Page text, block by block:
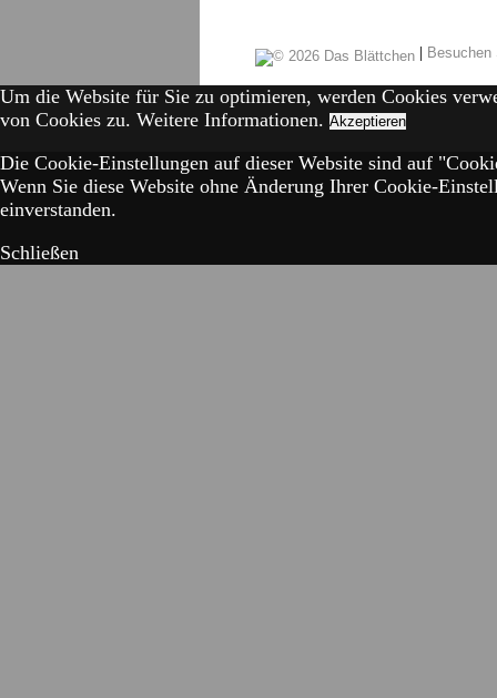
|
Um die Website für Sie zu optimieren, werden Cookies
von Cookies zu. Weitere Informationen. Akzeptieren
Die Cookie-Einstellungen auf dieser Website sind auf
Wenn Sie diese Website ohne Änderung Ihrer Cookie-
einverstanden.
Schließen